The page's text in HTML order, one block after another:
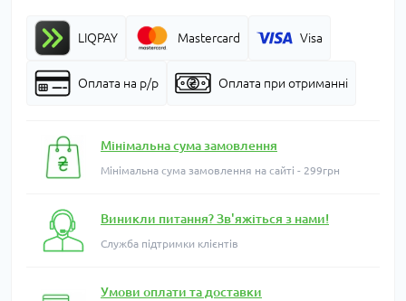
LIQPAY Mastercard Visa
Оплата на р/р Оплата при отриманні
Мінімальна сума замовлення
Мінімальна сума замовлення на сайті - 299грн
Виникли питання? Зв'яжіться з нами!
Служба підтримки клієнтів
Умови оплати та доставки